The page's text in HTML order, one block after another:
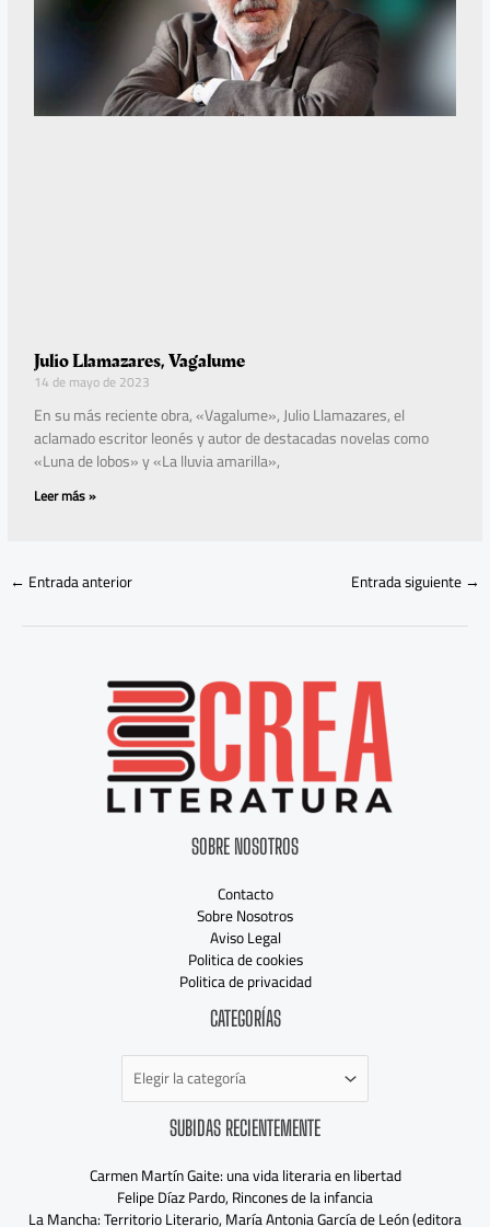
Julio Llamazares, Vagalume
14 de mayo de 2023
En su más reciente obra, «Vagalume», Julio Llamazares, el
aclamado escritor leonés y autor de destacadas novelas como
«Luna de lobos» y «La lluvia amarilla»,
Leer más »
← Entrada anterior Entrada siguiente→
SOBRE NOSOTROS
Contacto
Sobre Nosotros
Aviso Legal
Politica de cookies
Politica de privacidad
CATEGORÍAS
SUBIDAS RECIENTEMENTE
Carmen Martín Gaite: una vida literaria en libertad
Felipe Díaz Pardo, Rincones de la infancia
La Mancha: Territorio Literario, María Antonia García de León (editora